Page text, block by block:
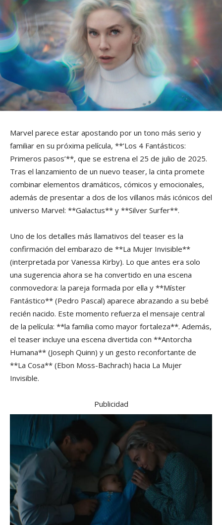
Marvel parece estar apostando por un tono más serio y
familiar en su próxima película, **’Los 4 Fantásticos:
Primeros pasos’**, que se estrena el 25 de julio de 2025.
Tras el lanzamiento de un nuevo teaser, la cinta promete
combinar elementos dramáticos, cómicos y emocionales,
además de presentar a dos de los villanos más icónicos del
universo Marvel: **Galactus** y **Silver Surfer**.
Uno de los detalles más llamativos del teaser es la
confirmación del embarazo de **La Mujer Invisible**
(interpretada por Vanessa Kirby). Lo que antes era solo
una sugerencia ahora se ha convertido en una escena
conmovedora: la pareja formada por ella y **Míster
Fantástico** (Pedro Pascal) aparece abrazando a su bebé
recién nacido. Este momento refuerza el mensaje central
de la película: **la familia como mayor fortaleza**. Además,
el teaser incluye una escena divertida con **Antorcha
Humana** (Joseph Quinn) y un gesto reconfortante de
**La Cosa** (Ebon Moss-Bachrach) hacia La Mujer
Invisible.
Publicidad